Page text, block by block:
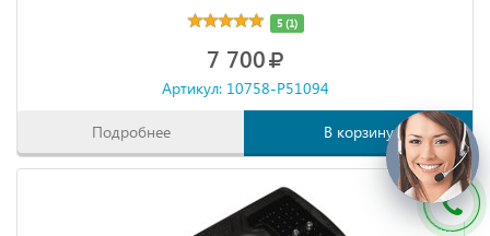
5 (1)
7 700
Артикул: 10758-P51094
Подробнее В корзину